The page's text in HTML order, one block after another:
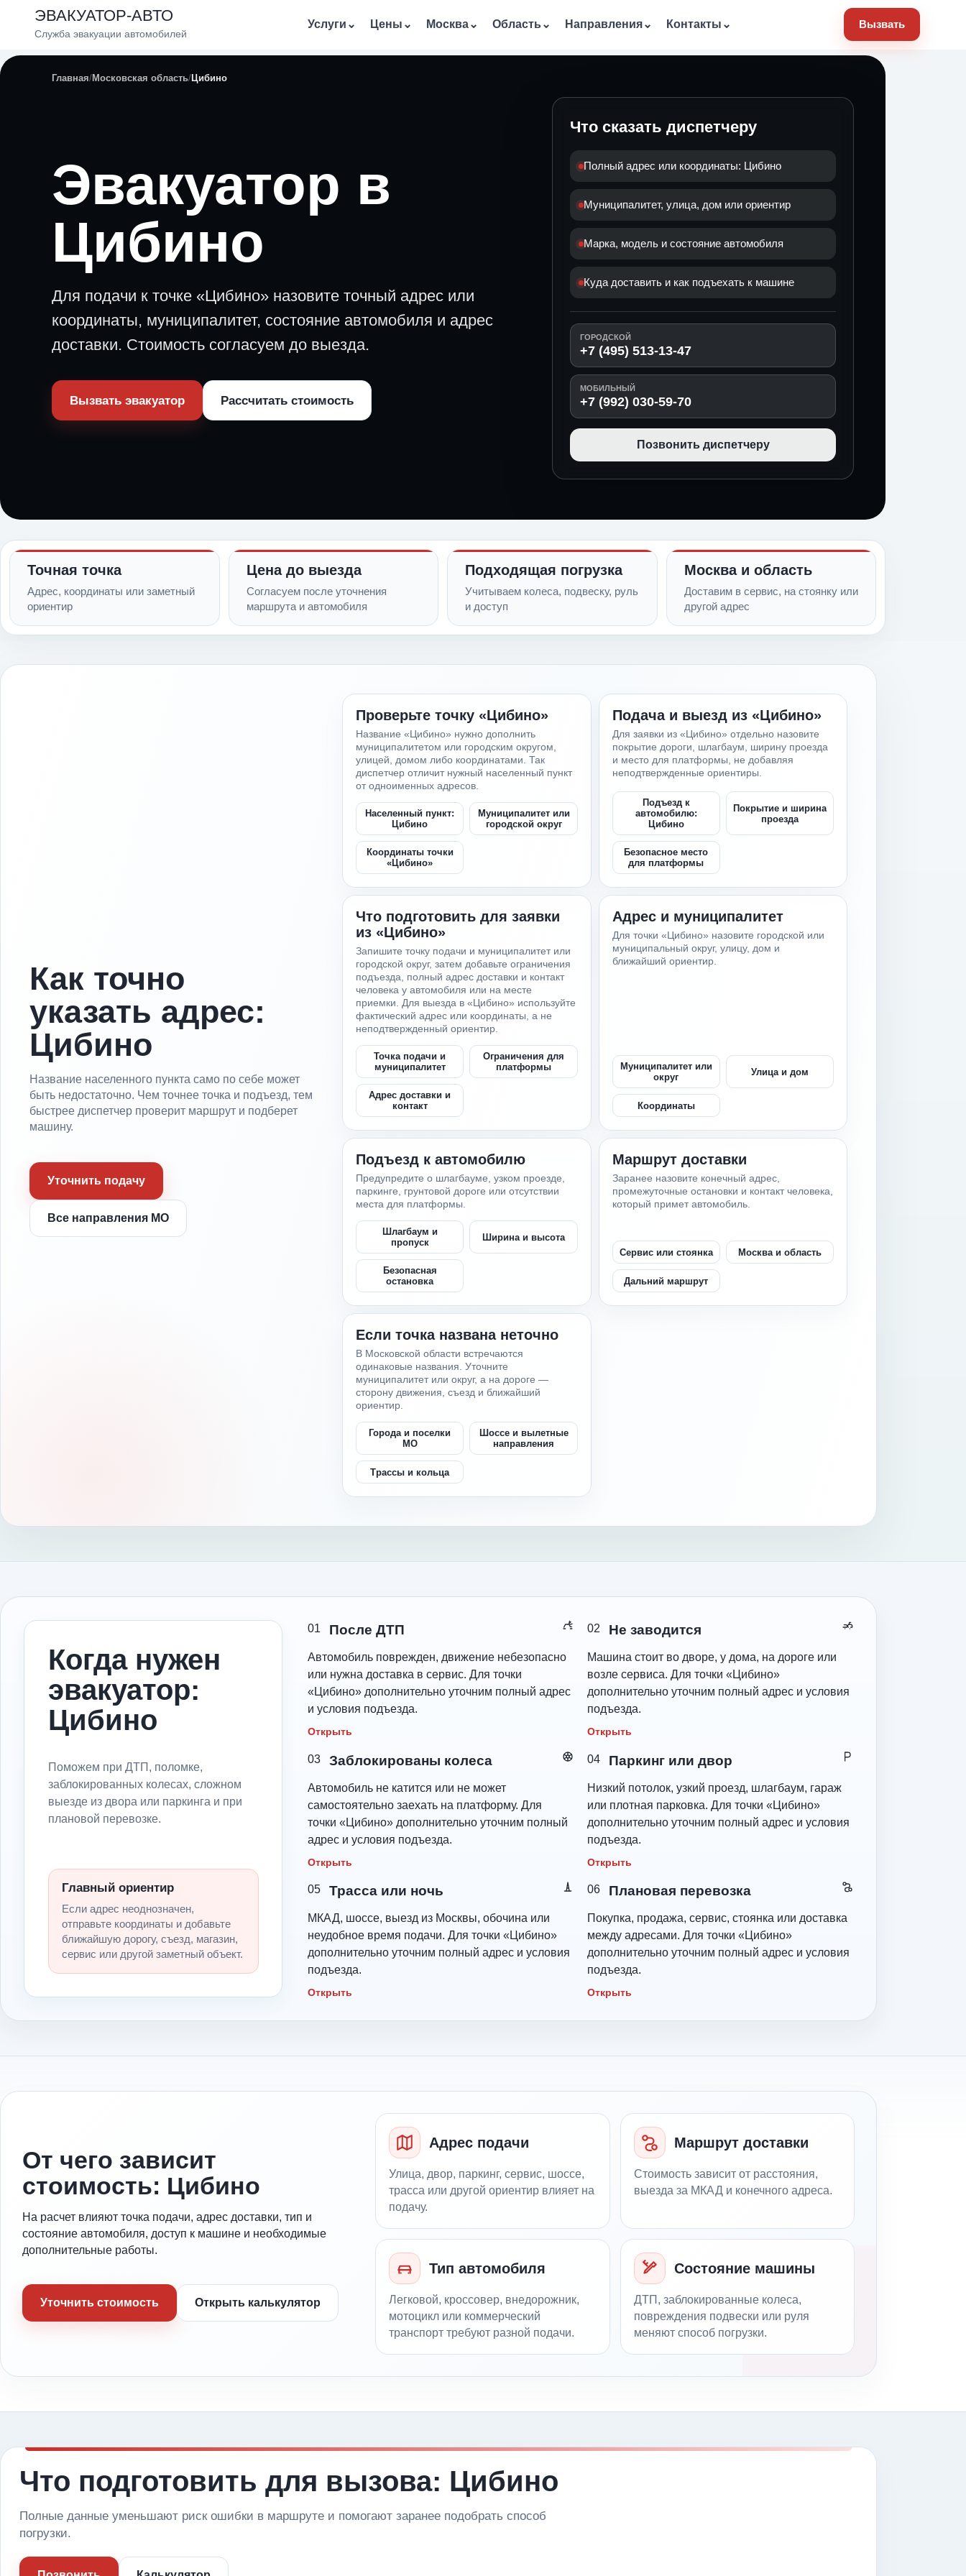
ЭВАКУАТОР-АВТО
Служба эвакуации автомобилей
Услуги ⌄ Цены ⌄ Москва⌄ Область ⌄ Направления⌄ Контакты ⌄ Вызвать
Главная Московская область Цибино
Эвакуатор в
Цибино
Для подачи к точке «Цибино» назовите точный адрес или
координаты, муниципалитет, состояние автомобиля и адрес
доставки. Стоимость согласуем до выезда.
Вызвать эвакуатор Рассчитать стоимость
Что сказать диспетчеру
Полный адрес или координаты: Цибино
Муниципалитет, улица, дом или ориентир
Марка, модель и состояние автомобиля
Куда доставить и как подъехать к машине
ГОРОДСКОЙ
+7 (495) 513-13-47
МОБИЛЬНЫЙ
+7 (992) 030-59-70
Позвонить диспетчеру
Точная точка
Адрес, координаты или заметный
ориентир
Цена до выезда
Согласуем после уточнения
маршрута и автомобиля
Подходящая погрузка
Учитываем колеса, подвеску, руль
и доступ
Москва и область
Доставим в сервис, на стоянку или
другой адрес
Как точно
указать адрес:
Цибино
Название населенного пункта само по себе может
быть недостаточно. Чем точнее точка и подъезд, тем
быстрее диспетчер проверит маршрут и подберет
машину.
Уточнить подачу
Все направления МО
Проверьте точку «Цибино»
Название «Цибино» нужно дополнить
муниципалитетом или городским округом,
улицей, домом либо координатами. Так
диспетчер отличит нужный населенный пункт
от одноименных адресов.
Населенный пункт:
Цибино
Муниципалитет или
городской округ
Координаты точки
«Цибино»
Подача и выезд из «Цибино»
Для заявки из «Цибино» отдельно назовите
покрытие дороги, шлагбаум, ширину проезда
и место для платформы, не добавляя
неподтвержденные ориентиры.
Подъезд к
автомобилю:
Цибино
Покрытие и ширина
проезда
Безопасное место
для платформы
Что подготовить для заявки
из «Цибино»
Запишите точку подачи и муниципалитет или
городской округ, затем добавьте ограничения
подъезда, полный адрес доставки и контакт
человека у автомобиля или на месте
приемки. Для выезда в «Цибино» используйте
фактический адрес или координаты, а не
неподтвержденный ориентир.
Точка подачи и
муниципалитет
Ограничения для
платформы
Адрес доставки и
контакт
Адрес и муниципалитет
Для точки «Цибино» назовите городской или
муниципальный округ, улицу, дом и
ближайший ориентир.
Муниципалитет или
округ
Улица и дом
Координаты
Подъезд к автомобилю
Предупредите о шлагбауме, узком проезде,
паркинге, грунтовой дороге или отсутствии
места для платформы.
Шлагбаум и
пропуск
Ширина и высота
Безопасная
остановка
Маршрут доставки
Заранее назовите конечный адрес,
промежуточные остановки и контакт человека,
который примет автомобиль.
Сервис или стоянка Москва и область
Дальний маршрут
Если точка названа неточно
В Московской области встречаются
одинаковые названия. Уточните
муниципалитет или округ, а на дороге —
сторону движения, съезд и ближайший
ориентир.
Города и поселки
МО
Шоссе и вылетные
направления
Трассы и кольца
Когда нужен
эвакуатор:
Цибино
Поможем при ДТП, поломке,
заблокированных колесах, сложном
выезде из двора или паркинга и при
плановой перевозке.
Главный ориентир
Если адрес неоднозначен,
отправьте координаты и добавьте
ближайшую дорогу, съезд, магазин,
сервис или другой заметный объект.
01 После ДТП
Автомобиль поврежден, движение небезопасно
или нужна доставка в сервис. Для точки
«Цибино» дополнительно уточним полный адрес
и условия подъезда.
Открыть
02 Не заводится
Машина стоит во дворе, у дома, на дороге или
возле сервиса. Для точки «Цибино»
дополнительно уточним полный адрес и условия
подъезда.
Открыть
03 Заблокированы колеса
Автомобиль не катится или не может
самостоятельно заехать на платформу. Для
точки «Цибино» дополнительно уточним полный
адрес и условия подъезда.
Открыть
04 Паркинг или двор
Низкий потолок, узкий проезд, шлагбаум, гараж
или плотная парковка. Для точки «Цибино»
дополнительно уточним полный адрес и условия
подъезда.
Открыть
05 Трасса или ночь
МКАД, шоссе, выезд из Москвы, обочина или
неудобное время подачи. Для точки «Цибино»
дополнительно уточним полный адрес и условия
подъезда.
Открыть
06 Плановая перевозка
Покупка, продажа, сервис, стоянка или доставка
между адресами. Для точки «Цибино»
дополнительно уточним полный адрес и условия
подъезда.
Открыть
От чего зависит
стоимость: Цибино
На расчет влияют точка подачи, адрес доставки, тип и
состояние автомобиля, доступ к машине и необходимые
дополнительные работы.
Уточнить стоимость Открыть калькулятор
Адрес подачи
Улица, двор, паркинг, сервис, шоссе,
трасса или другой ориентир влияет на
подачу.
Маршрут доставки
Стоимость зависит от расстояния,
выезда за МКАД и конечного адреса.
Тип автомобиля
Легковой, кроссовер, внедорожник,
мотоцикл или коммерческий
транспорт требуют разной подачи.
Состояние машины
ДТП, заблокированные колеса,
повреждения подвески или руля
меняют способ погрузки.
Что подготовить для вызова: Цибино
Полные данные уменьшают риск ошибки в маршруте и помогают заранее подобрать способ
погрузки.